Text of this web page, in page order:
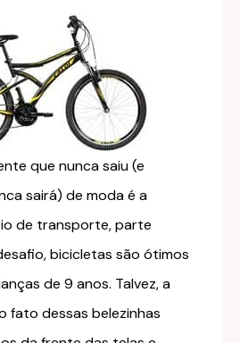
que nunca saiu (e
sairá) de moda é a
de transporte, parte
bicicletas são ótimos
de 9 anos. Talvez, a
fato dessas belezinhas